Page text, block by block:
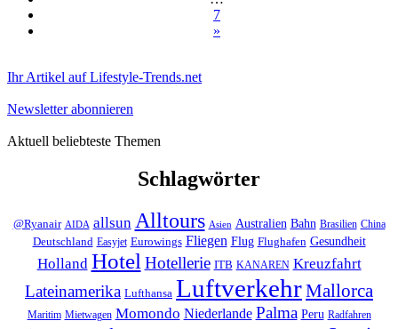
7
»
Ihr Artikel auf Lifestyle-Trends.net
Newsletter abonnieren
Aktuell beliebteste Themen
Schlagwörter
@Ryanair AIDA allsun Alltours Asien Australien Bahn Brasilien China
Deutschland Easyjet Eurowings Fliegen Flug Flughafen Gesundheit
Holland Hotel Hotellerie ITB KANAREN Kreuzfahrt
Lateinamerika Lufthansa LuftverkehrMallorca
Maritim Mietwagen Momondo Niederlande Palma Peru Radfahren